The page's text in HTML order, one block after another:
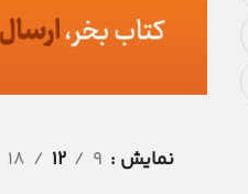
نمایش 9
12
18